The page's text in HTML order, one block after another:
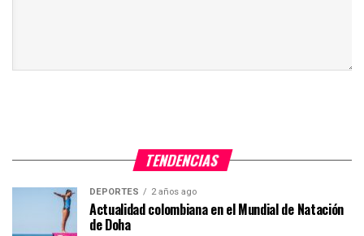
TENDENCIAS
DEPORTES 2 años ago
Actualidad colombiana en el Mundial de Natación
de Doha